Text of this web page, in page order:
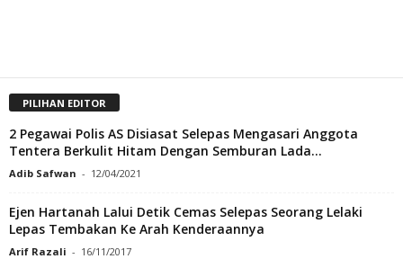
PILIHAN EDITOR
2 Pegawai Polis AS Disiasat Selepas Mengasari Anggota
Tentera Berkulit Hitam Dengan Semburan Lada...
Adib Safwan - 12/04/2021
Ejen Hartanah Lalui Detik Cemas Selepas Seorang Lelaki
Lepas Tembakan Ke Arah Kenderaannya
Arif Razali - 16/11/2017